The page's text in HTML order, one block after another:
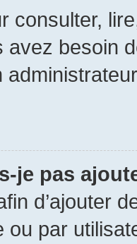
consulter,
avez besoin
je pas
d’ajouter
par